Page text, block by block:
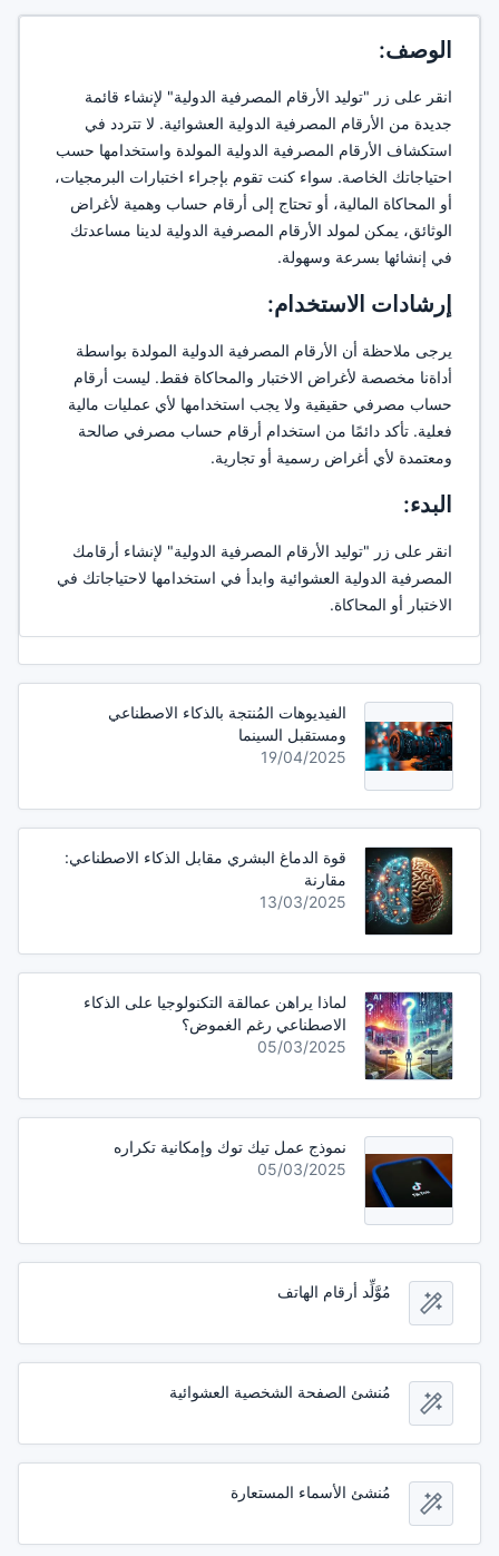
الوصف:
انقر على زر "توليد الأرقام المصرفية الدولية" لإنشاء قائمة
جديدة من الأرقام المصرفية الدولية العشوائية. لا تتردد في
استكشاف الأرقام المصرفية الدولية المولدة واستخدامها حسب
احتياجاتك الخاصة. سواء كنت تقوم بإجراء اختبارات البرمجيات،
أو المحاكاة المالية، أو تحتاج إلى أرقام حساب وهمية لأغراض
الوثائق، يمكن لمولد الأرقام المصرفية الدولية لدينا مساعدتك
في إنشائها بسرعة وسهولة.
إرشادات الاستخدام:
يرجى ملاحظة أن الأرقام المصرفية الدولية المولدة بواسطة
أداةنا مخصصة لأغراض الاختبار والمحاكاة فقط. ليست أرقام
حساب مصرفي حقيقية ولا يجب استخدامها لأي عمليات مالية
فعلية. تأكد دائمًا من استخدام أرقام حساب مصرفي صالحة
ومعتمدة لأي أغراض رسمية أو تجارية.
البدء:
انقر على زر "توليد الأرقام المصرفية الدولية" لإنشاء أرقامك
المصرفية الدولية العشوائية وابدأ في استخدامها لاحتياجاتك في
الاختبار أو المحاكاة.
الفيديوهات المُنتجة بالذكاء الاصطناعي
ومستقبل السينما
19/04/2025
قوة الدماغ البشري مقابل الذكاء الاصطناعي:
مقارنة
13/03/2025
لماذا يراهن عمالقة التكنولوجيا على الذكاء
الاصطناعي رغم الغموض؟
05/03/2025
نموذج عمل تيك توك وإمكانية تكراره
05/03/2025
مُوَّلِّد أرقام الهاتف
مُنشئ الصفحة الشخصية العشوائية
مُنشئ الأسماء المستعارة